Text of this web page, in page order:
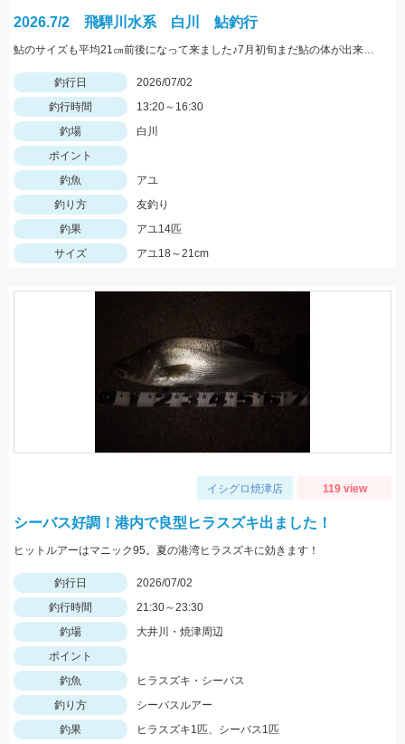
2026.7/2 飛騨川水系 白川 鮎釣行
鮎のサイズも平均21㎝前後になって来ました♪7月初旬まだ鮎の体が出来上がる少し前で高水の後などで身が柔らかく タメ過ぎると身切れになる為、抜きを早目にしました銀影競技T90(スイッチパーツ85使用)パワータイプにチェンジ今後、釣行に行かれる際はパワータイプの竿も持って行かれる事をおすすめします
釣行日
2026/07/02
釣行時間
13:20～16:30
釣場
白川
ポイント
釣魚
アユ
釣り方
友釣り
釣果
アユ14匹
サイズ
アユ18～21cm
イシグロ焼津店 119 view
シーバス好調！港内で良型ヒラスズキ出ました！
ヒットルアーはマニック95。夏の港湾ヒラスズキに効きます！
釣行日
2026/07/02
釣行時間
21:30～23:30
釣場
大井川・焼津周辺
ポイント
釣魚
ヒラスズキ・シーバス
釣り方
シーバスルアー
釣果
ヒラスズキ1匹、シーバス1匹